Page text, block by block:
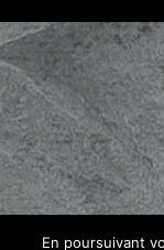
En poursuivant